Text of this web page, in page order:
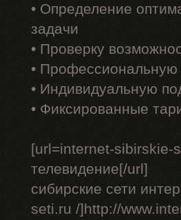
• Определение
задачи
• Проверку
• Профессиональную
• Индивидуальную
• Фиксированные
[url=internet-sibirskie-
телевидение[/url]
сибирские сети
seti.ru /]http://